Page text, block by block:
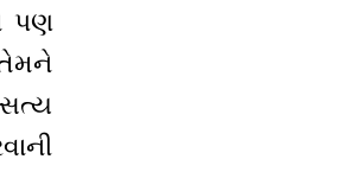
પણ